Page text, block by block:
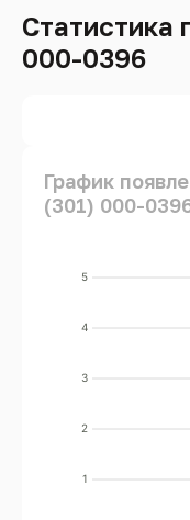
Статистика
000-0396
График
(301) 000-
1
2
3
4
5